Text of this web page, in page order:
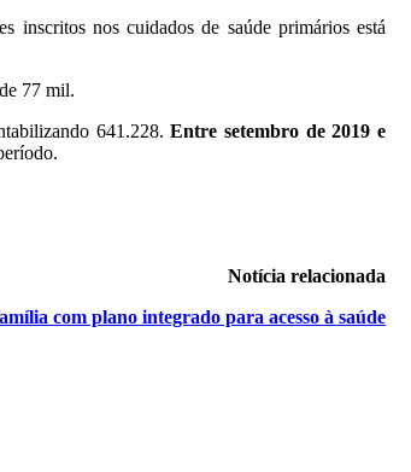
inscritos nos cuidados de saúde primários está
77 mil.
641.228.Entre setembro de 2019 e
Notícia relacionada
com plano integrado para acesso à saúde